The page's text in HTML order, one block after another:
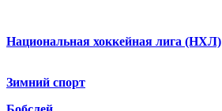
Национальная хоккейная лига (НХЛ)
Зимний спорт